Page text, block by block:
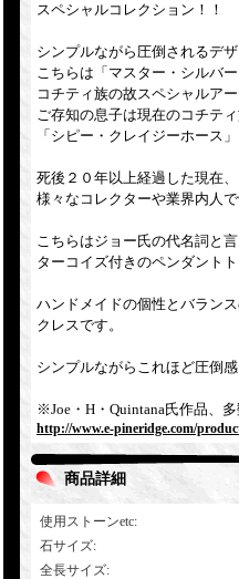
スペシャルコレクション！！
シンプルながら圧倒されるデ
こちらは「マスター・シルバ
コチティ族の故スペシャルア
ご存知の息子は現在のコチテ
「シピー・クレイジーホース
死後２０年以上経過した現在
様々なコレクターや業界内人
こちらはジョー氏の代名詞と
ターコイズ付きのペンダント
ハンドメイドの個性とバラン
クレスです。
シンプルながらこれほど圧倒
※Joe・H・Quintana氏作品、
http://www.e-pineridge.com/
商品詳細
使用ストーンetc:
石サイズ:
全長サイズ: